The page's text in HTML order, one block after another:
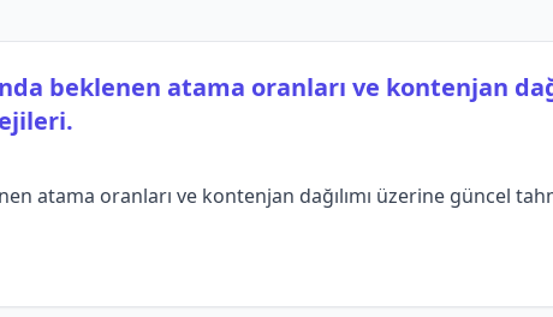
beklenen atama oranları ve kontenjan
atama oranları ve kontenjan dağılımı üzerine güncel